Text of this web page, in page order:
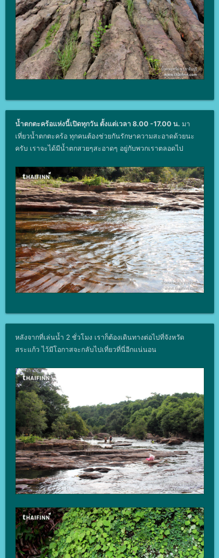
น้ำตกตะคร้อแห่งนี้เปิดทุกวัน ตั้งแต่เวลา 8.00 -17.00 น. มา
เที่ยวน้ำตกตะคร้อ ทุกคนต้องช่วยกันรักษาความสะอาดด้วยนะ
ครับ เราจะได้มีน้ำตกสวยๆสะอาดๆ อยู่กับพวกเราตลอดไป
หลังจากที่เล่นน้ำ 2 ชั่วโมง เราก็ต้องเดินทางต่อไปที่จังหวัด
สระแก้ว ไว้มีโอกาสจะกลับไปเที่ยวที่นี่อีกแน่นอน